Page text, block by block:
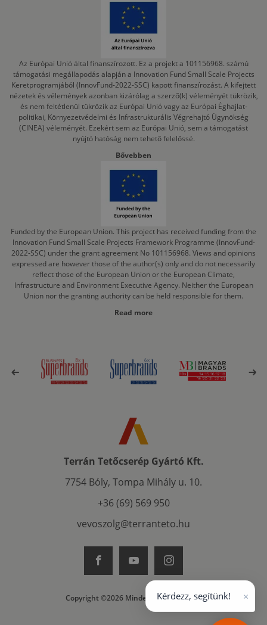
Az Európai Unió által finanszírozott. Ez a projekt a 101156968. számú
támogatási megállapodás alapján a Innovation Fund Small Scale Projects
Keretprogramjából (InnovFund-2022-SSC) kapott finanszírozást. A kifejtett
nézetek és vélemények azonban kizárólag a szerző(k) véleményét tükrözik,
és nem feltétlenül tükrözik az Európai Unió vagy az Európai Éghajlat-
politikai, Környezetvédelmi és Infrastrukturális Végrehajtó Ügynökség
(CINEA) véleményét. Ezekért sem az Európai Unió, sem a támogatást
nyújtó hatóság nem tehető felelőssé.
Bővebben
Funded by the European Union. This project has received funding from the
Innovation Fund Small Scale Projects Framework Programme (InnovFund-
2022-SSC) under the grant agreement No 101156968. Views and opinions
expressed are however those of the author(s) only and do not necessarily
reflect those of the European Union or the European Climate,
Infrastructure and Environment Executive Agency. Neither the European
Union nor the granting authority can be held responsible for them.
Read more
Terrán Tetőcserép Gyártó Kft.
7754 Bóly, Tompa Mihály u. 10.
+36 (69) 569 950
vevoszolg@terranteto.hu
Copyright ©2026 Minden jog fenntartva
Kérdezz, segítünk! ×